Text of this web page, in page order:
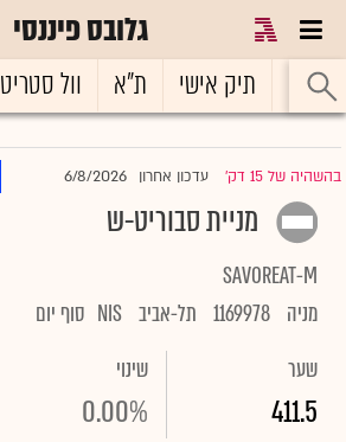
גלובס פיננסי
ראשי תיק אישי ת"א וול סטריט
בהשהיה של 15 דק' |עדכון אחרון 6/8/2026
מניית סבוריט-ש
SAVOREAT-M
מניה 1169978 תל-אביב NIS סוף יום
שער
411.5
שינוי
0.00%